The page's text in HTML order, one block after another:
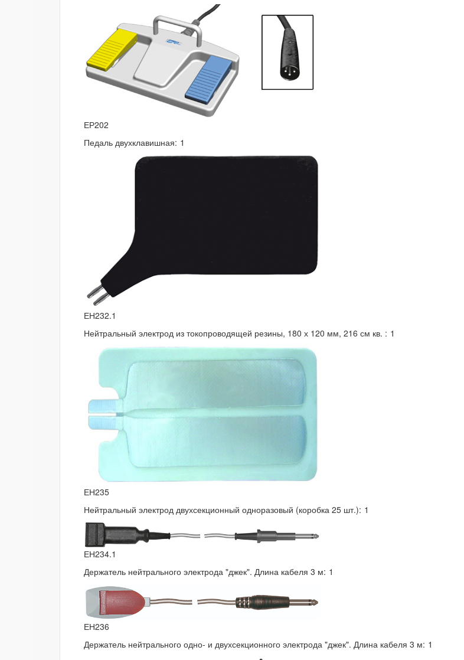
ЕР202
Педаль двухклавишная: 1
ЕН232.1
Нейтральный электрод из токопроводящей резины, 180 х 120 мм, 216 см кв. : 1
ЕН235
Нейтральный электрод двухсекционный одноразовый (коробка 25 шт.): 1
ЕН234.1
Держатель нейтрального электрода "джек". Длина кабеля 3 м: 1
ЕН236
Держатель нейтрального одно- и двухсекционного электрода "джек". Длина кабеля 3 м: 1